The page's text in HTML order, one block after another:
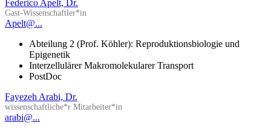
Federico Apelt, Dr.
Gast-Wissenschaftler*in
Apelt@...
Abteilung 2 (Prof. Köhler): Reproduktionsbiologie und
Epigenetik
Interzellulärer Makromolekularer Transport
PostDoc
Fayezeh Arabi, Dr.
wissenschaftliche*r Mitarbeiter*in
arabi@...